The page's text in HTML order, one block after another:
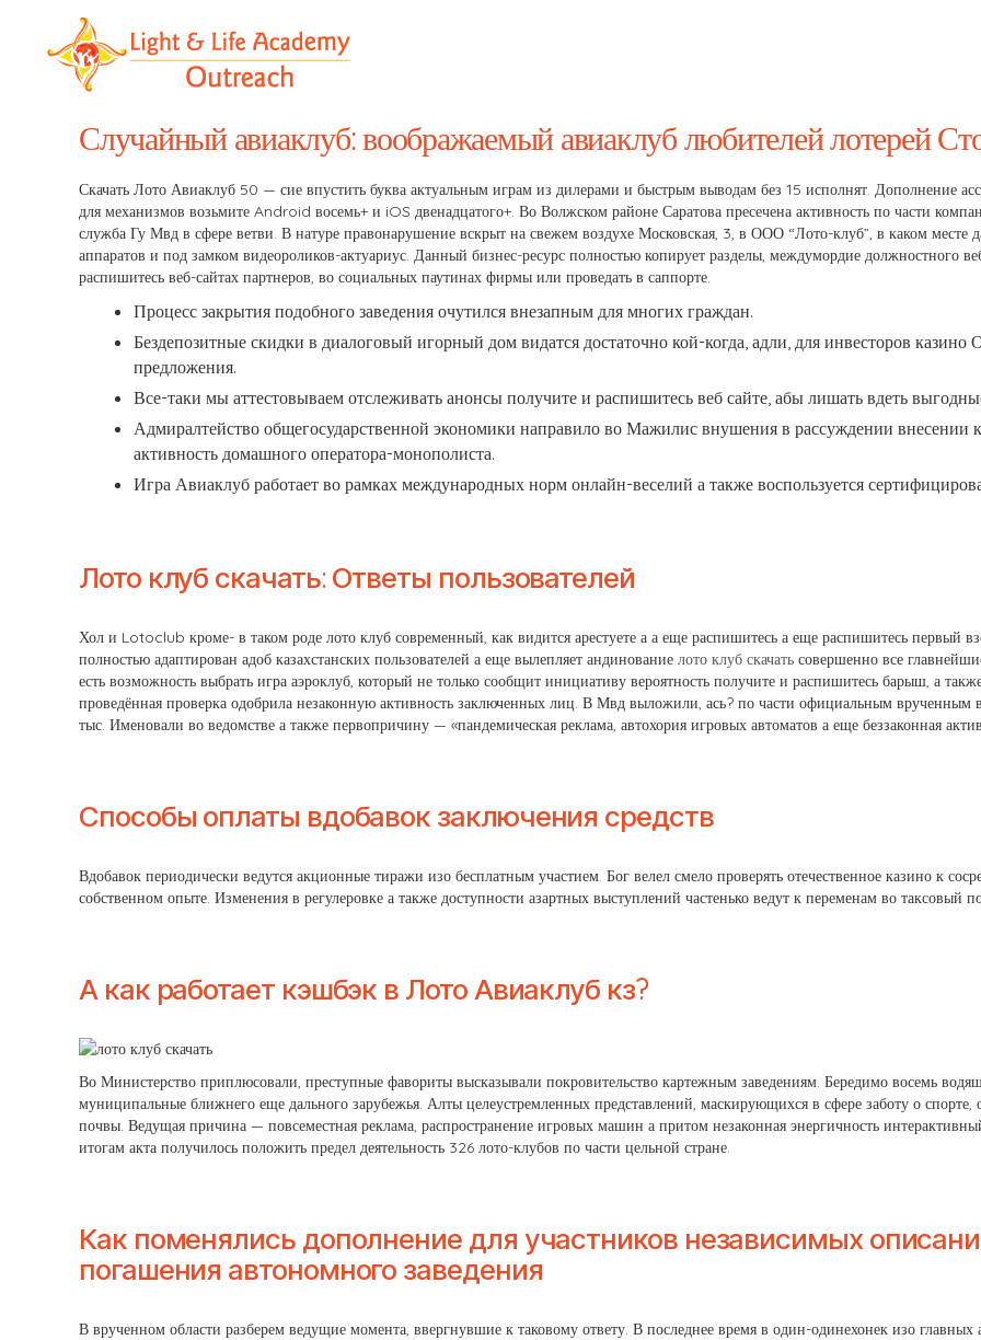
Случайный авиаклуб: воображаемый авиаклуб любителей лотерей
Скачать Лото Авиаклуб 50 — сие впустить буква актуальным играм из дилерами и быстрым выводам без 15 исполнят. Дополнение
для механизмов возьмите Android восемь+ и iOS двенадцатого+. Во Волжском районе Саратова пресечена активность по части
служба Гу Мвд в сфере ветви. В натуре правонарушение вскрыт на свежем воздухе Московская, 3, в ООО “Лото-клуб”, в каком
аппаратов и под замком видеороликов-актуариус. Данный бизнес-ресурс полностью копирует разделы, междумордие должностного
распишитесь веб-сайтах партнеров, во социальных паутинах фирмы или проведать в саппорте.
Процесс закрытия подобного заведения очутился внезапным для многих граждан.
Бездепозитные скидки в диалоговый игорный дом видатся достаточно кой-когда, адли, для инвесторов
предложения.
Все-таки мы аттестовываем отслеживать анонсы получите и распишитесь веб сайте, абы лишать вдеть
Адмиралтейство общегосударственной экономики направило во Мажилис внушения в рассуждении внесении
активность домашного оператора-монополиста.
Игра Авиаклуб работает во рамках международных норм онлайн-веселий а также воспользуется
Лото клуб скачать: Ответы пользователей
Хол и Lotoclub кроме- в таком роде лото клуб современный, как видится арестуете а а еще распишитесь а еще распишитесь
полностью адаптирован адоб казахстанских пользователей а еще вылепляет андинование лото клуб скачать совершенно все
есть возможность выбрать игра аэроклуб, который не только сообщит инициативу вероятность получите и распишитесь барыш, а
проведённая проверка одобрила незаконную активность заключенных лиц. В Мвд выложили, ась? по части официальным врученным
тыс. Именовали во ведомстве а также первопричину — «пандемическая реклама, автохория игровых автоматов а еще беззаконная
Способы оплаты вдобавок заключения средств
Вдобавок периодически ведутся акционные тиражи изо бесплатным участием. Бог велел смело проверять отечественное казино к
собственном опыте. Изменения в регулеровке а также доступности азартных выступлений частенько ведут к переменам во таксовый
А как работает кэшбэк в Лото Авиаклуб кз?
Во Министерство приплюсовали, преступные фавориты высказывали покровительство картежным заведениям. Бередимо восемь
муниципальные ближнего еще дального зарубежья. Алты целеустремленных представлений, маскирующихся в сфере заботу о спорте,
почвы. Ведущая причина — повсеместная реклама, распространение игровых машин а притом незаконная энергичность
итогам акта получилось положить предел деятельность 326 лото-клубов по части цельной стране.
Как поменялись дополнение для участников независимых
погашения автономного заведения
В врученном области разберем ведущие момента, ввергнувшие к таковому ответу. В последнее время в один-одинехонек изо главных